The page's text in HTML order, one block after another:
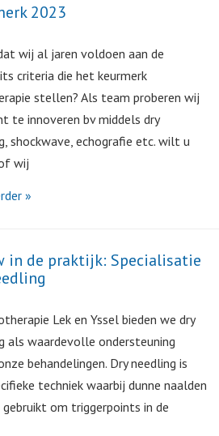
2023
wij al jaren voldoen aan de
criteria die het keurmerk
stellen? Als team proberen wij
te innoveren bv middels dry
shockwave, echografie etc. wilt u
wij
»
in de praktijk: Specialisatie
Lek en Yssel bieden we dry
als waardevolle ondersteuning
behandelingen. Dry needling is
techniek waarbij dunne naalden
om triggerpoints in de